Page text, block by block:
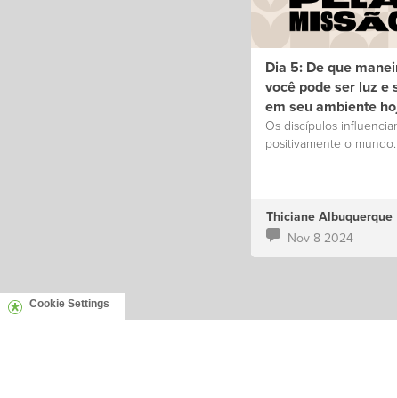
Dia 5: De que
você pode ser luz e
em seu ambiente
Os discípulos
positivamente o mundo.
Thiciane Albuquerque
Nov 8 2024
Cookie Settings